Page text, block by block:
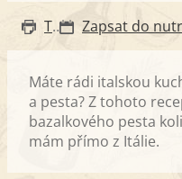
Tisk
Máte rádi italskou
a pesta? Z tohoto
bazalkového pesta
mám přímo z Itálie.